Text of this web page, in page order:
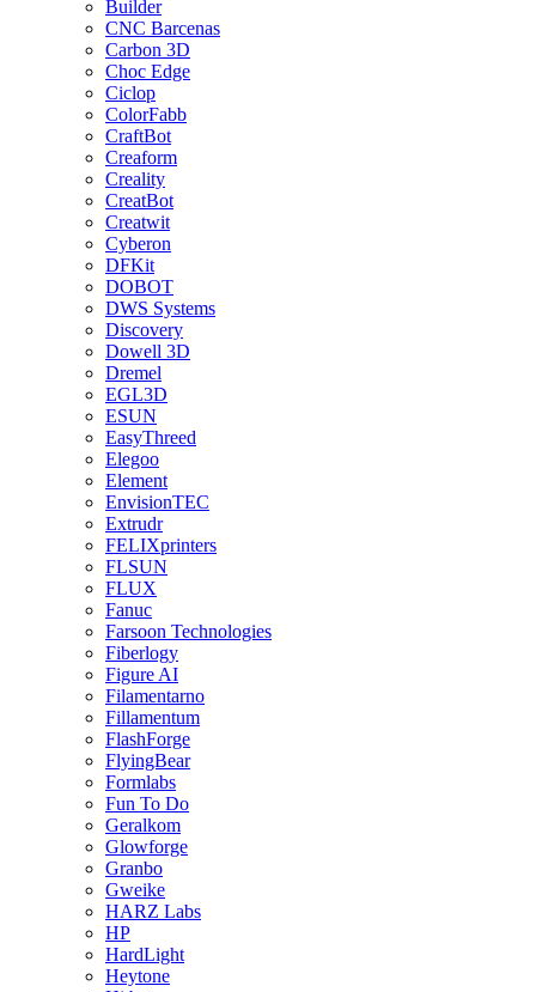
Builder
CNC Barcenas
Carbon 3D
Choc Edge
Ciclop
ColorFabb
CraftBot
Creaform
Creality
CreatBot
Creatwit
Cyberon
DFKit
DOBOT
DWS Systems
Discovery
Dowell 3D
Dremel
EGL3D
ESUN
EasyThreed
Elegoo
Element
EnvisionTEC
Extrudr
FELIXprinters
FLSUN
FLUX
Fanuc
Farsoon Technologies
Fiberlogy
Figure AI
Filamentarno
Fillamentum
FlashForge
FlyingBear
Formlabs
Fun To Do
Geralkom
Glowforge
Granbo
Gweike
HARZ Labs
HP
HardLight
Heytone